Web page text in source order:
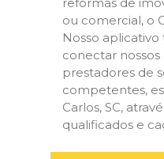
ou comercial, o
Nosso
conectar nossos
prestadores de
competentes,
Carlos, SC,
qualificados e